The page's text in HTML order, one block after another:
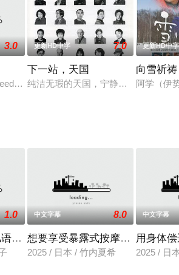
3.0
motel maintenance man, after
更新HD中字 7.0
下一站，天国
纯洁无瑕的天国，宁静祥和。逝者乘
更新HD中字
向雪祈祷
阿学（伊
1.0
让人超兴奋
中文字幕 8.0
想要享受暴露式按摩的已婚女子
2025 / 日本 / 竹内夏希
中文字幕
用身体
2025 / 日